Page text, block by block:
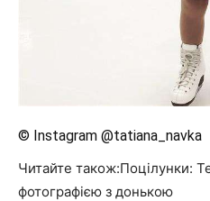
© Instagram @tatiana_navka
Читайте також:Поцілунки:
фотографією з донькою